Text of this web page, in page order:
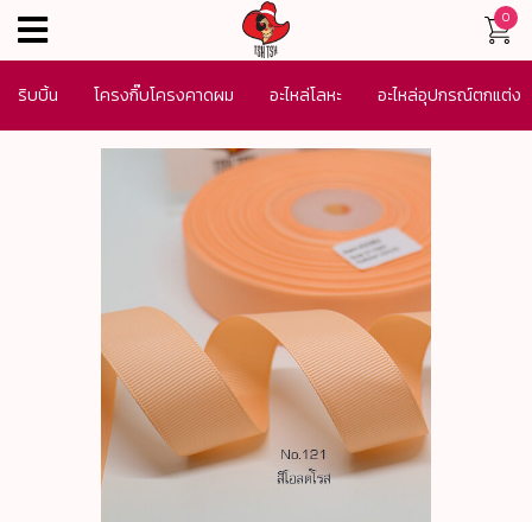
0
menu
ริบบิ้น โครงกิ๊บโครงคาดผม อะไหล่โลหะ อะไหล่อุปกรณ์ตกแต่ง